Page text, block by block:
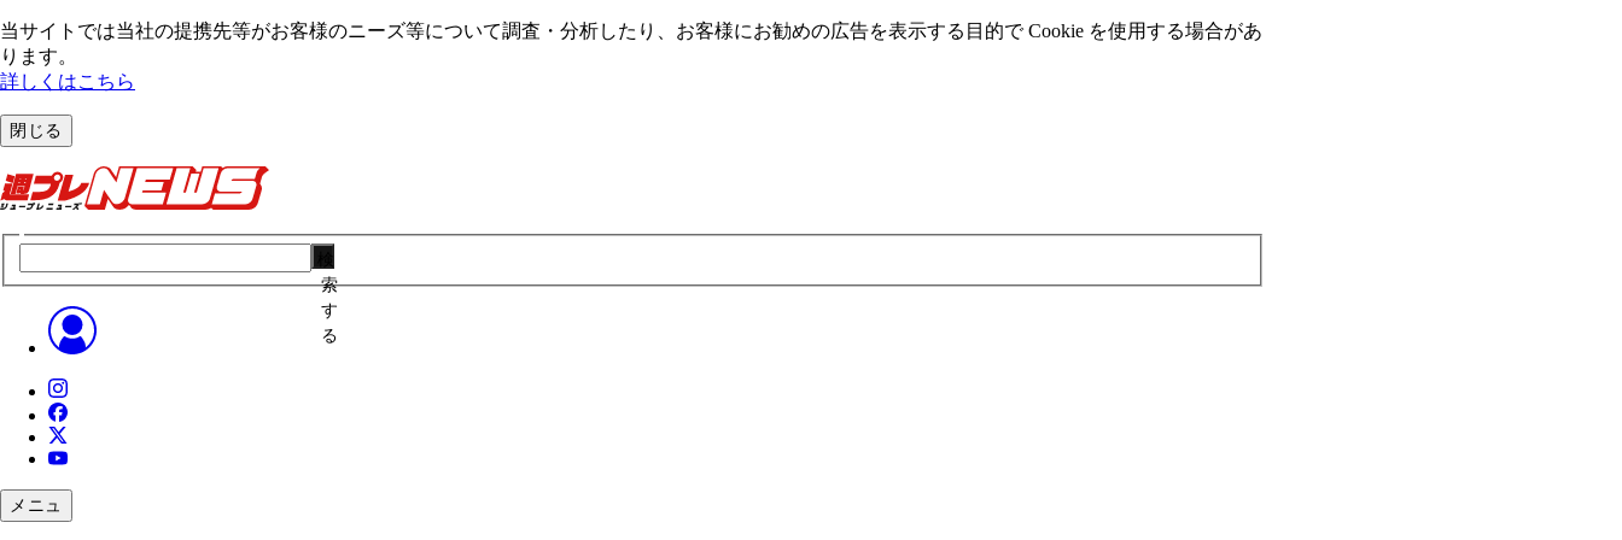
当サイトでは当社の提携先等がお客様のニーズ等について調査・分析したり、お客様にお勧めの広告を表⽰する⽬的で Cookie を使⽤する場合があ
ります。
詳しくはこちら
閉じる
索
す
る
メニュ